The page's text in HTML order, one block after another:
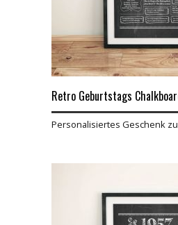
Retro Geburtstags
Personalisiertes Geschenk